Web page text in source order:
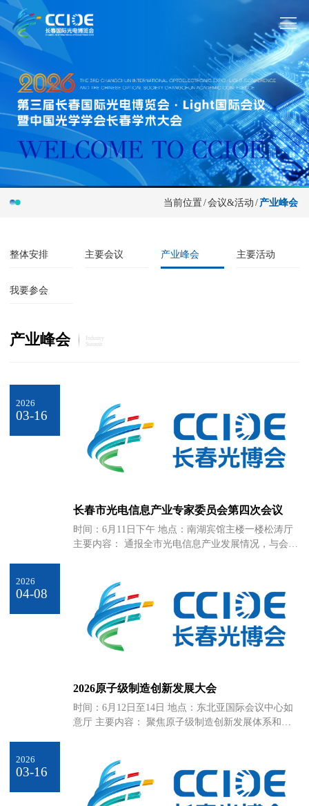
当前位置/会议&活动 /产业峰会
整体安排 主要会议 产业峰会 主要活动
我要参会
产业峰会
Industry
Summit
2026
03-16
长春市光电信息产业专家委员会第四次会议
时间：6月11日下午 地点：南湖宾馆主楼一楼松涛厅
主要内容： 通报全市光电信息产业发展情况，与会专
主任与领导讲话等。
2026
04-08
2026原子级制造创新发展大会
时间：6月12日至14日 地点：东北亚国际会议中心如
意厅 主要内容： 聚焦原子级制造创新发展体系和产
展、技术应用大赛协同联动
2026
03-16